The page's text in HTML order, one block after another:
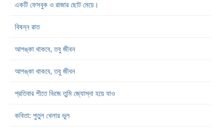
একটি ফেসবুক ও রাজার ছোট মেয়ে।
বিষন্ন রাত
আশঙ্কা থাকবে, তবু জীবন
আশঙ্কা থাকবে, তবু জীবন
প্রতিবার শীতে ভিজে তুমি জ্যোস্না হয়ে যাও
কবিতা: পুতুল খেলার ভুল